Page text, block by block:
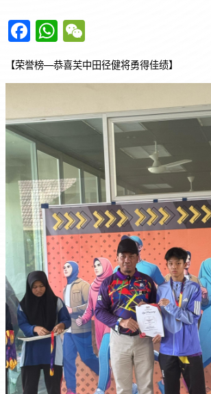
F
a
c
b
o
o
k
W
h
at
A
p
p
e
C
at
【荣誉榜—恭喜芙中田径健将勇得佳绩】